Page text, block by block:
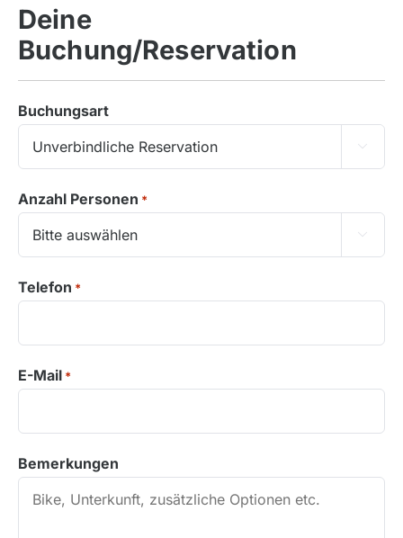
Deine
Buchung/Reservation
Buchungsart

Anzahl Personen *

Telefon *
E-Mail *
Bemerkungen
Azoren, Portugal
Baltikum (Estland, Lettland, Litauen)
Bikestationen
Finnland
Island
Kroatien